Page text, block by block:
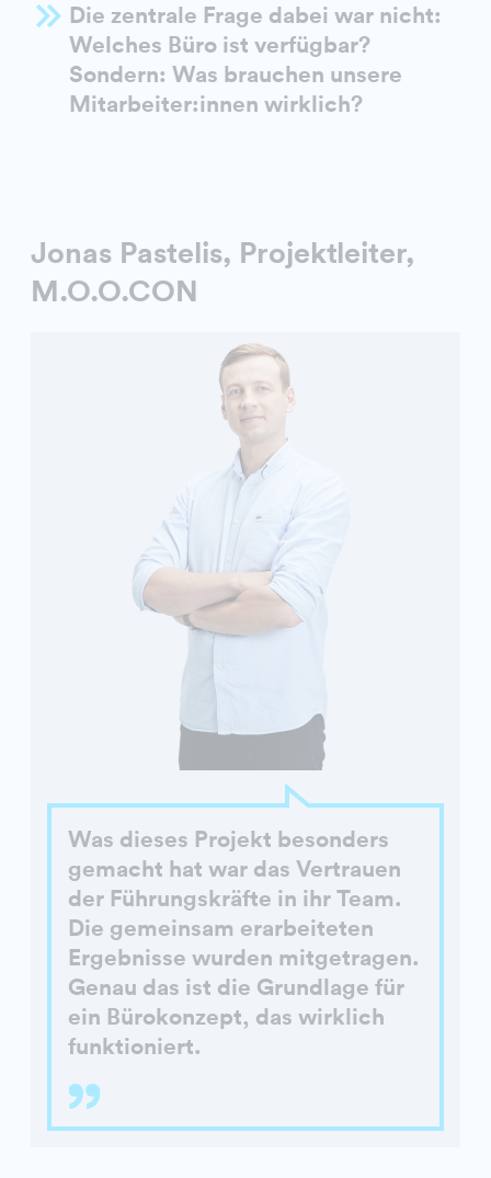
Die zentrale Frage dabei war nicht:
Welches Büro ist verfügbar?
Sondern: Was brauchen unsere
Mitarbeiter:innen wirklich?
Jonas Pastelis, Projektleiter,
M.O.O.CON
Was dieses Projekt besonders
gemacht hat war das Vertrauen
der Führungskräfte in ihr Team.
Die gemeinsam erarbeiteten
Ergebnisse wurden mitgetragen.
Genau das ist die Grundlage für
ein Bürokonzept, das wirklich
funktioniert.